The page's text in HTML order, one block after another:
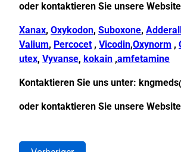
oder kontaktieren Sie unsere
Xanax, Oxykodon, Suboxone, Adderall
Valium, Percocet, Vicodin,Oxynorm ,
utex, Vyvanse, kokain ,amfetamine
Kontaktieren Sie uns unter:
oder kontaktieren Sie unsere